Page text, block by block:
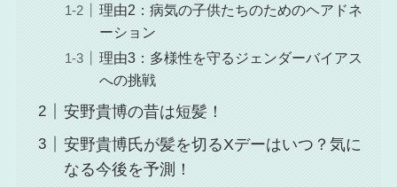
理由2：病気の子供たちのためのヘアドネ
ーション
理由3：多様性を守るジェンダーバイアス
への挑戦
安野貴博の昔は短髪！
安野貴博氏が髪を切るXデーはいつ？気に
なる今後を予測！